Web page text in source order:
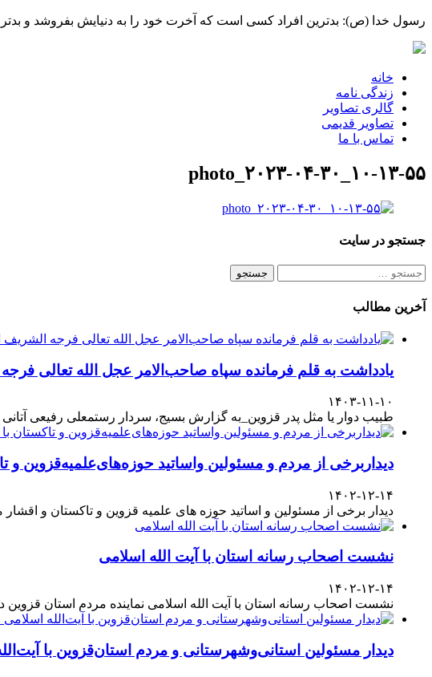
رسول خدا (ص): بدترین افراد کسی است که آخرت خود را به دنیایش بفروشد و
خانه
زندگی نامه
گالری تصاویر
تصاویر قدیمی
تماس با ما
photo_۲۰۲۳-۰۴-۳۰_۱۰-۱۳-۵۵
جستجو در سایت
جستجو
آخرین مطالب
یادداشت به قلم فرمانده سپاه صاحب‌الامر عجل الله تعالی
۱۴۰۳-۱۱-۱۰
طبیب دوار یا مثل پدر قزوین_به گزارش بسیج، سردار رستمعلی رفیعی
دیداربرخی از مردم و مسئولین واساتید حوزه‌های‌علمیه‌قزوین و
۱۴۰۲-۱۲-۱۴
دیدار برخی از مسئولین و اساتید حوزه های علمیه قزوین و تاکستان و
نشست اصحاب رسانه استان با آیت الله اسلامی
۱۴۰۲-۱۲-۱۴
نشست اصحاب رسانه استان با آیت الله اسلامی نماینده مردم استان
دیدار مسئولین استانی‌وشهرستانی و مردم‌ استان‌قزوین با